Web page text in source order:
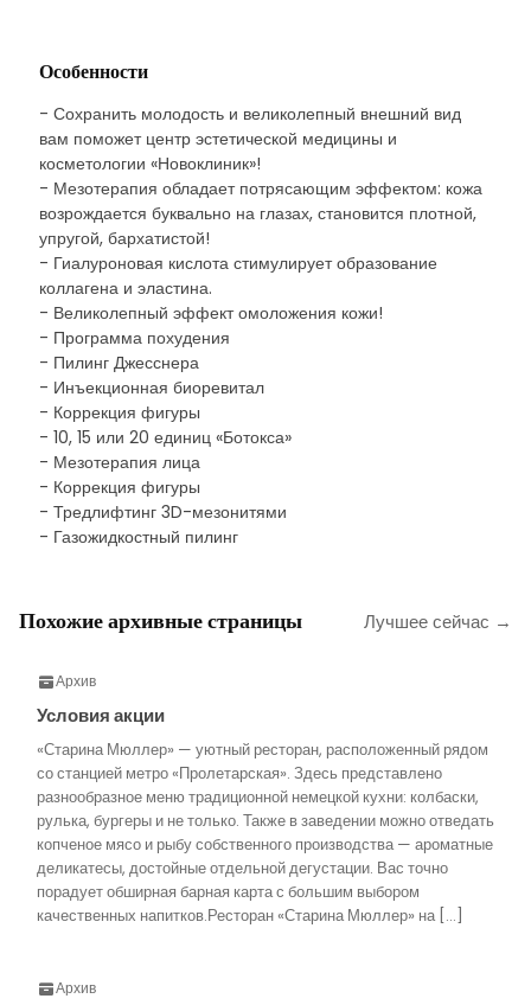
Особенности
- Сохранить молодость и великолепный внешний вид
вам поможет центр эстетической медицины и
косметологии «Новоклиник»!
- Мезотерапия обладает потрясающим эффектом: кожа
возрождается буквально на глазах, становится плотной,
упругой, бархатистой!
- Гиалуроновая кислота стимулирует образование
коллагена и эластина.
- Великолепный эффект омоложения кожи!
- Программа похудения
- Пилинг Джесснера
- Инъекционная биоревитал
- Коррекция фигуры
- 10, 15 или 20 единиц «Ботокса»
- Мезотерапия лица
- Коррекция фигуры
- Тредлифтинг 3D-мезонитями
- Газожидкостный пилинг
Похожие архивные страницы Лучшее сейчас →
Архив
Условия акции
«Старина Мюллер» — уютный ресторан, расположенный рядом
со станцией метро «Пролетарская». Здесь представлено
разнообразное меню традиционной немецкой кухни: колбаски,
рулька, бургеры и не только. Также в заведении можно отведать
копченое мясо и рыбу собственного производства — ароматные
деликатесы, достойные отдельной дегустации. Вас точно
порадует обширная барная карта с большим выбором
качественных напитков.Ресторан «Старина Мюллер» на […]
Архив